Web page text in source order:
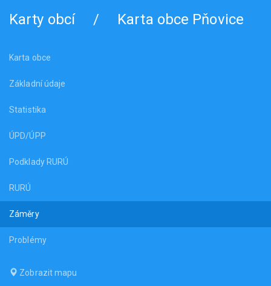
Karty obcí / Karta obce Pňovice
Karta obce
Základní údaje
Statistika
ÚPD/ÚPP
Podklady RURÚ
RURÚ
Záměry
Problémy
Zobrazit mapu